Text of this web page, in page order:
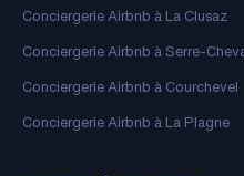
Conciergerie Airbnb à La Clusaz
Conciergerie Airbnb à Serre-
Conciergerie Airbnb à Courchevel
Conciergerie Airbnb à La Plagne